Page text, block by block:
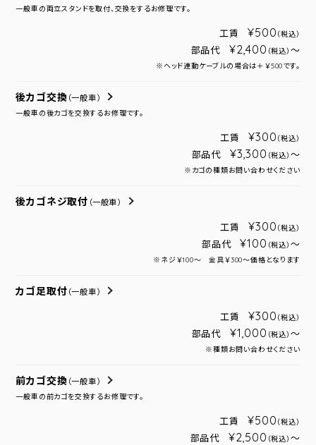
一般車の両立スタンドを取付、交換をするお修理です。
工賃 ¥500 （税込）
部品代 ¥2,400 （税込） ～
※ヘッド連動ケーブルの場合は＋￥500です。
後カゴ交換 （一般車）
一般車の後カゴを交換するお修理です。
工賃 ¥300 （税込）
部品代 ¥3,300 （税込） ～
※カゴの種類お問い合わせください
後カゴネジ取付 （一般車）
工賃 ¥300 （税込）
部品代 ¥100 （税込） ～
※ネジ￥100～ 金具￥300～価格となります
カゴ足取付 （一般車）
工賃 ¥300 （税込）
部品代 ¥1,000 （税込） ～
※種類お問い合わせください
前カゴ交換 （一般車）
一般車の前カゴを交換するお修理です。
工賃 ¥500 （税込）
部品代 ¥2,500 （税込） ～